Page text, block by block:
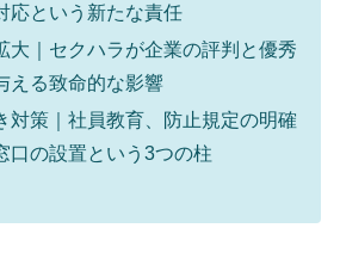
応という新たな責任
大｜セクハラが企業の評判と優秀
える致命的な影響
対策｜社員教育、防止規定の明確
口の設置という3つの柱